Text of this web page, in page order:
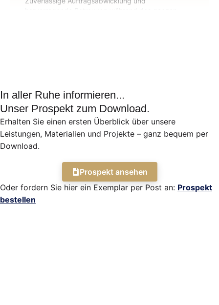
In aller Ruhe informieren...
Unser Prospekt zum Download.
Erhalten Sie einen ersten Überblick über unsere
Leistungen, Materialien und Projekte – ganz bequem per
Download.
Prospekt ansehen
Oder fordern Sie hier ein Exemplar per Post an: Prospekt
bestellen